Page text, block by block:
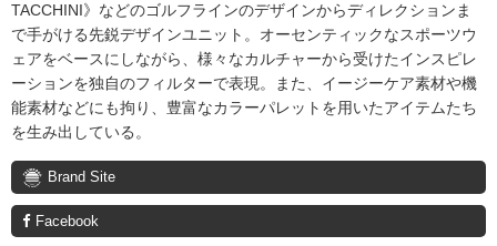
TACCHINI》などのゴルフラインのデザインからディレクションま
で手がける先鋭デザインユニット。オーセンティックなスポーツウ
ェアをベースにしながら、様々なカルチャーから受けたインスピレ
ーションを独自のフィルターで表現。また、イージーケア素材や機
能素材などにも拘り、豊富なカラーパレットを用いたアイテムたち
を生み出している。
Brand Site
Facebook